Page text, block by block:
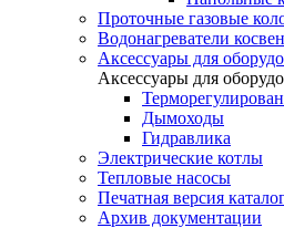
Проточные газовые
Водонагреватели
Аксессуары для
Аксессуары для
Дымоходы
Гидравлика
Электрические котлы
Тепловые насосы
Печатная версия
Архив документации